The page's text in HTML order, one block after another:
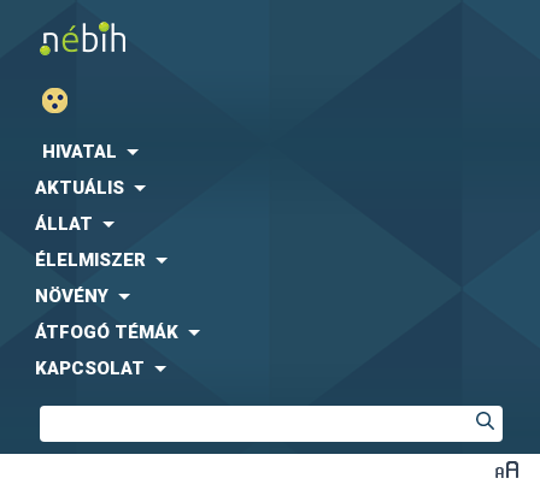
HIVATAL
AKTUÁLIS
ÁLLAT
ÉLELMISZER
NÖVÉNY
ÁTFOGÓ TÉMÁK
KAPCSOLAT